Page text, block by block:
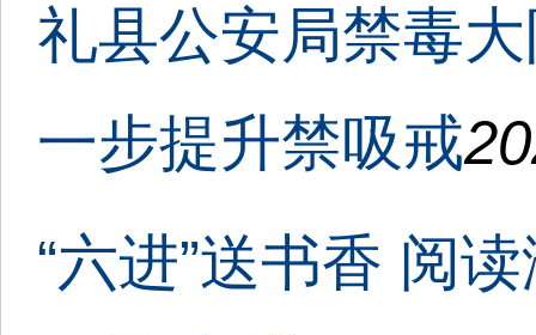
礼县公安局禁毒
一步提升禁吸戒
“六进”送书香 阅